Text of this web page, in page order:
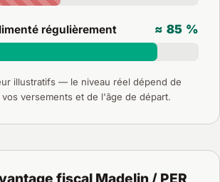
régulièrement ≈ 85 %
illustratifs — le niveau réel dépend de
versements et de l'âge de départ.
fiscal Madelin / PER